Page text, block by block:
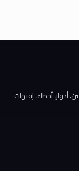
أدوار، أخطاء، إفيهات